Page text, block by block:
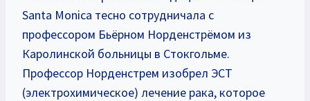
Santa Monica тесно сотрудничала с
профессором Бьёрном Норденстрёмом из
Каролинской больницы в Стокгольме.
Профессор Норденстрем изобрел ЭСТ
(электрохимическое) лечение рака, которое